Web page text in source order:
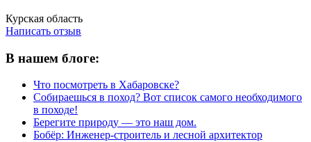
Курская область
Написать отзыв
В нашем блоге:
Что посмотреть в Хабаровске?
Собираешься в поход? Вот список самого необходимого
в походе!
Берегите природу — это наш дом.
Бобёр: Инженер-строитель и лесной архитектор